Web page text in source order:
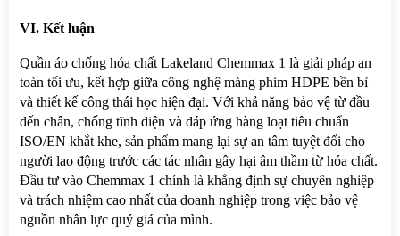
VI. Kết luận
Quần áo chống hóa chất Lakeland Chemmax 1 là giải pháp an
toàn tối ưu, kết hợp giữa công nghệ màng phim HDPE bền bỉ
và thiết kế công thái học hiện đại. Với khả năng bảo vệ từ đầu
đến chân, chống tĩnh điện và đáp ứng hàng loạt tiêu chuẩn
ISO/EN khắt khe, sản phẩm mang lại sự an tâm tuyệt đối cho
người lao động trước các tác nhân gây hại âm thầm từ hóa chất.
Đầu tư vào Chemmax 1 chính là khẳng định sự chuyên nghiệp
và trách nhiệm cao nhất của doanh nghiệp trong việc bảo vệ
nguồn nhân lực quý giá của mình.